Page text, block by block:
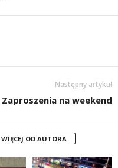
Następny artykuł
Zaproszenia na weekend
WIĘCEJ OD AUTORA